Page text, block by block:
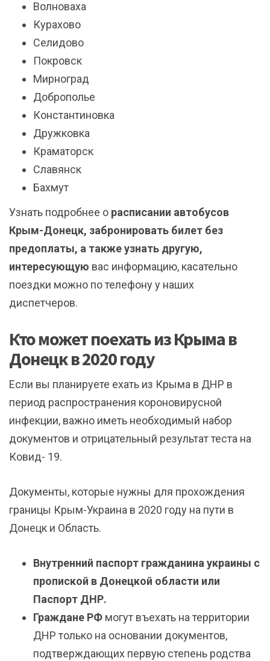
Волноваха
Курахово
Селидово
Покровск
Мирноград
Доброполье
Константиновка
Дружковка
Краматорск
Славянск
Бахмут
Узнать подробнее о расписании автобусов
Крым-Донецк, забронировать билет без
предоплаты, а также узнать другую,
интересующую вас информацию, касательно
поездки можно по телефону у наших
диспетчеров.
Кто может поехать из Крыма в
Донецк в 2020 году
Если вы планируете ехать из Крыма в ДНР в
период распространения короновирусной
инфекции, важно иметь необходимый набор
документов и отрицательный результат теста на
Ковид- 19.
Документы, которые нужны для прохождения
границы Крым-Украина в 2020 году на пути в
Донецк и Область.
Внутренний паспорт гражданина украины с
пропиской в Донецкой области или
Паспорт ДНР.
Граждане РФ могут въехать на территории
ДНР только на основании документов,
подтверждающих первую степень родства